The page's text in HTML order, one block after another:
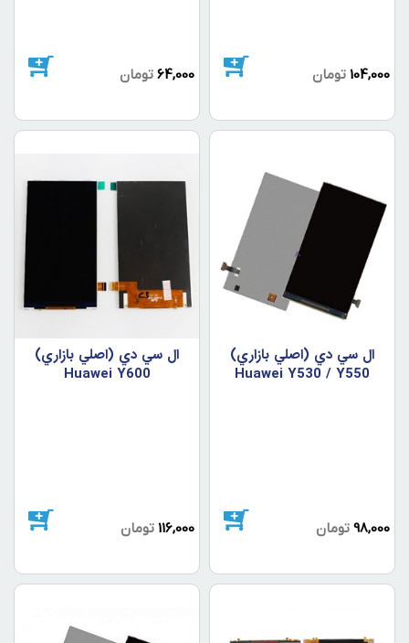
104,000 تومان 64,000 تومان
ال سي دي (اصلي بازاري)
Huawei Y530 / Y550
98,000 تومان
ال سي دي (اصلي بازاري)
Huawei Y600
116,000 تومان